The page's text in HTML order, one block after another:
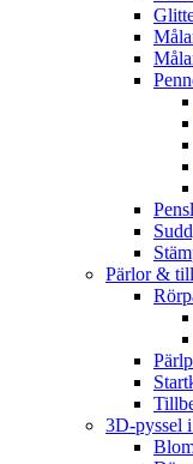
Pärlor &
3D-pyssel